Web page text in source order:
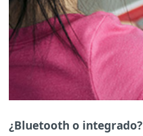
¿Bluetooth o integrado?